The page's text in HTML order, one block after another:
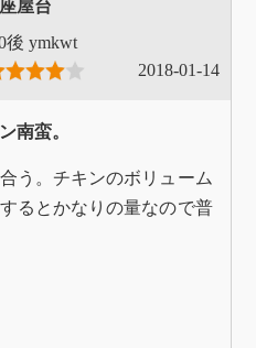
屋台
ymkwt
2018-01-14
南蛮。
う。チキンのボリューム
るとかなりの量なので普